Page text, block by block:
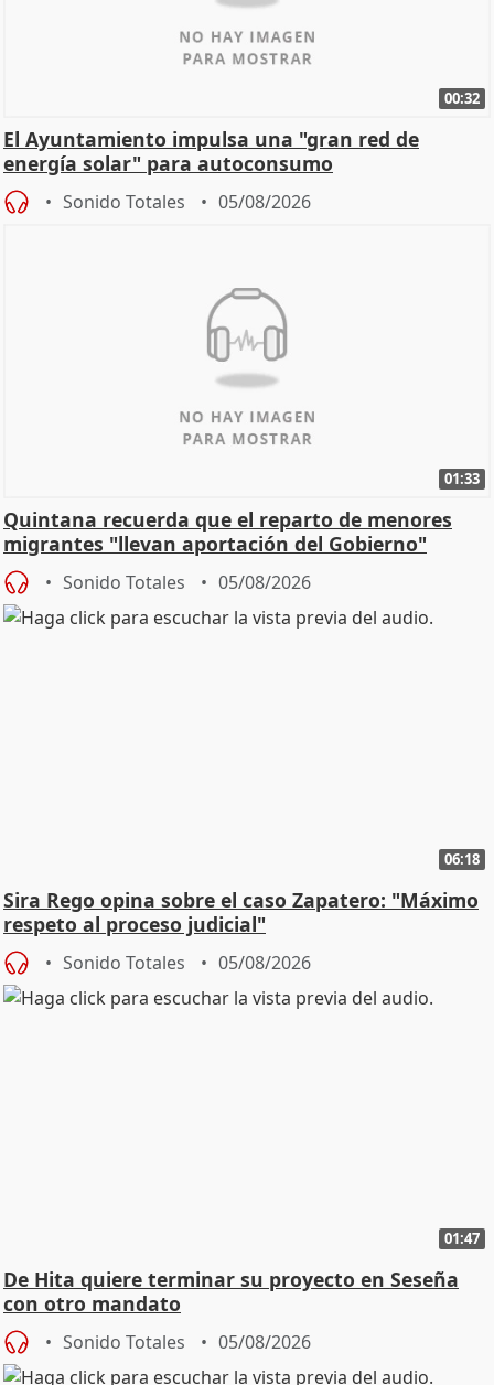
00:32
El Ayuntamiento impulsa una "gran red de
energía solar" para autoconsumo
Sonido Totales 05/08/2026
01:33
Quintana recuerda que el reparto de menores
migrantes "llevan aportación del Gobierno"
central
Sonido Totales 05/08/2026
06:18
Sira Rego opina sobre el caso Zapatero: "Máximo
respeto al proceso judicial"
Sonido Totales 05/08/2026
01:47
De Hita quiere terminar su proyecto en Seseña
con otro mandato
Sonido Totales 05/08/2026